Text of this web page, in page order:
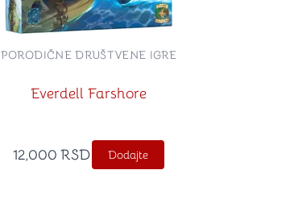
Everdell Farshore
PORODIČNE DRUŠTVENE IGRE
12,000 RSD Dodajte